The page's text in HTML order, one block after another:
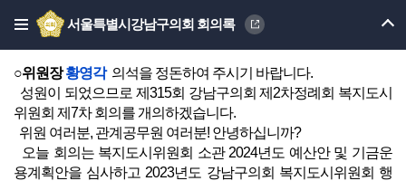
서울특별시강남구의회 회의록
고서 채택의 건(복지도시위원장 제안)
(11시07분 개의)
○위원장황영각의석을 정돈하여 주시기 바랍니다.
성원이 되었으므로 제315회 강남구의회 제2차정례회 복지도시
위원회 제7차 회의를 개의하겠습니다.
위원 여러분, 관계공무원 여러분! 안녕하십니까?
오늘 회의는 복지도시위원회 소관 2024년도 예산안 및 기금운
용계획안을 심사하고 2023년도 강남구의회 복지도시위원회 행